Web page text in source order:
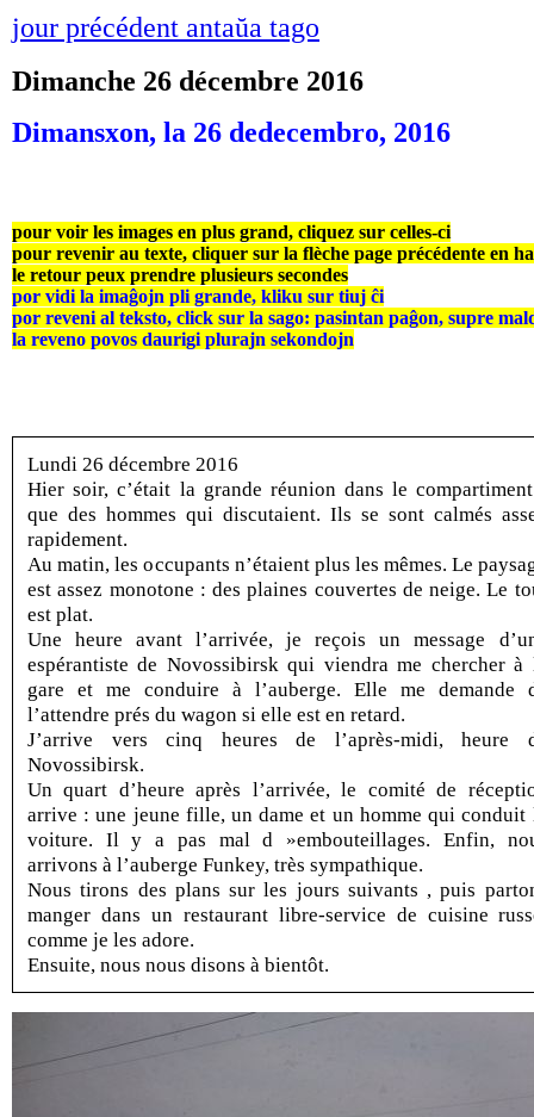
jour précédent antaŭa tago
Dimanche 26 décembre 2016
Dimansxon, la 26 dedecembro, 2016
pour voir les images en plus grand, cliquez sur celles-ci
pour revenir au texte, cliquer sur la flèche page précédente en
le retour peux prendre plusieurs secondes
por vidi la imaĝojn pli grande, kliku sur tiuj ĉi
por reveni al teksto, click sur la sago: pasintan paĝon, supre
la reveno povos daurigi plurajn sekondojn
Lundi 26 décembre 2016
Hier soir, c’était la grande réunion dans le
que des hommes qui discutaient. Ils se sont calmés
rapidement.
Au matin, les occupants n’étaient plus les mêmes. Le
est assez monotone : des plaines couvertes de neige. Le
est plat.
Une heure avant l’arrivée, je reçois un message
espérantiste de Novossibirsk qui viendra me chercher à
gare et me conduire à l’auberge. Elle me demande
l’attendre prés du wagon si elle est en retard.
J’arrive vers cinq heures de l’après-midi, heure
Novossibirsk.
Un quart d’heure après l’arrivée, le comité de
arrive : une jeune fille, un dame et un homme qui conduit
voiture. Il y a pas mal d »embouteillages. Enfin,
arrivons à l’auberge Funkey, très sympathique.
Nous tirons des plans sur les jours suivants , puis
manger dans un restaurant libre-service de cuisine
comme je les adore.
Ensuite, nous nous disons à bientôt.